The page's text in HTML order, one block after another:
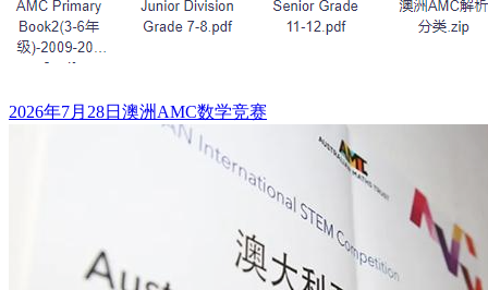
发
2026年7月28日 标
澳洲AMC数学竞赛